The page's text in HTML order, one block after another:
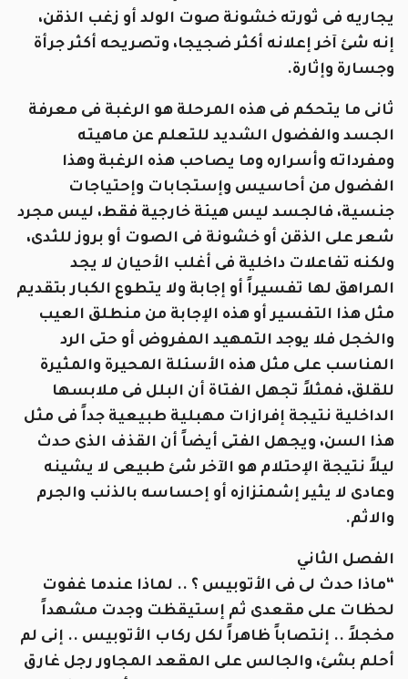
يجاريه فى ثورته خشونة صوت الولد أو زغب الذقن،
إنه شئ آخر إعلانه أكثر ضجيجا، وتصريحه أكثر جرأة
وجسارة وإثارة.
ثانى ما يتحكم فى هذه المرحلة هو الرغبة فى معرفة
الجسد والفضول الشديد للتعلم عن ماهيته
ومفرداته وأسراره وما يصاحب هذه الرغبة وهذا
الفضول من أحاسيس وإستجابات وإحتياجات
جنسية، فالجسد ليس هيئة خارجية فقط، ليس مجرد
شعر على الذقن أو خشونة فى الصوت أو بروز للثدى،
ولكنه تفاعلات داخلية فى أغلب الأحيان لا يجد
المراهق لها تفسيراً أو إجابة ولا يتطوع الكبار بتقديم
مثل هذا التفسير أو هذه الإجابة من منطلق العيب
والخجل فلا يوجد التمهيد المفروض أو حتى الرد
المناسب على مثل هذه الأسئلة المحيرة والمثيرة
للقلق، فمثلاً تجهل الفتاة أن البلل فى ملابسها
الداخلية نتيجة إفرازات مهبلية طبيعية جداً فى مثل
هذا السن، ويجهل الفتى أيضاً أن القذف الذى حدث
ليلاً نتيجة الإحتلام هو الآخر شئ طبيعى لا يشينه
وعادى لا يثير إشمئزازه أو إحساسه بالذنب والجرم
والاثم.
الفصل الثاني
“ماذا حدث لى فى الأتوبيس ؟ .. لماذا عندما غفوت
لحظات على مقعدى ثم إستيقظت وجدت مشهداً
مخجلاً .. إنتصاباً ظاهراً لكل ركاب الأتوبيس .. إنى لم
أحلم بشئ، والجالس على المقعد المجاور رجل غارق